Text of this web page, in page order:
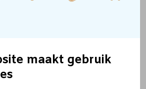
maakt gebruik